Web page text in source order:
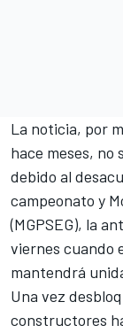
La noticia, por
hace meses, no
debido al
campeonato y
(MGPSEG), la
viernes cuando
mantendrá
Una vez
constructores